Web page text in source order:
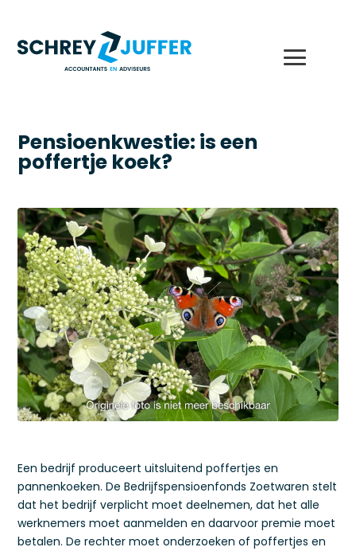
Pensioenkwestie: is een
poffertje koek?
Een bedrijf produceert uitsluitend poffertjes en
pannenkoeken. De Bedrijfspensioenfonds Zoetwaren stelt
dat het bedrijf verplicht moet deelnemen, dat het alle
werknemers moet aanmelden en daarvoor premie moet
betalen. De rechter moet onderzoeken of poffertjes en